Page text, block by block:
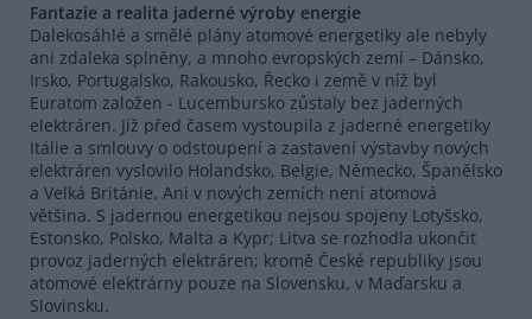
Fantazie a realita jaderné výroby energie
Dalekosáhlé a smělé plány atomové energetiky ale nebyly
ani zdaleka splněny, a mnoho evropských zemí – Dánsko,
Irsko, Portugalsko, Rakousko, Řecko i země v níž byl
Euratom založen - Lucembursko zůstaly bez jaderných
elektráren. Již před časem vystoupila z jaderné energetiky
Itálie a smlouvy o odstoupení a zastavení výstavby nových
elektráren vyslovilo Holandsko, Belgie, Německo, Španělsko
a Velká Británie. Ani v nových zemích není atomová
většina. S jadernou energetikou nejsou spojeny Lotyšsko,
Estonsko, Polsko, Malta a Kypr; Litva se rozhodla ukončit
provoz jaderných elektráren; kromě České republiky jsou
atomové elektrárny pouze na Slovensku, v Maďarsku a
Slovinsku.